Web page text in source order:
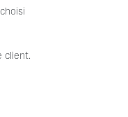
client.